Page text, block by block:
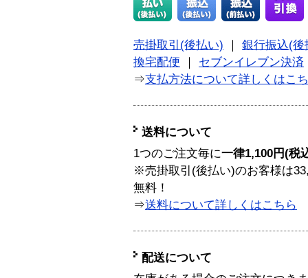
売掛取引(後払い)
銀行振込(後
換宅配便
セブンイレブン決済
⇒支払方法について詳しくはこ
送料について
1つのご注文毎に一律1,100円(税
※売掛取引(後払い)のお客様は
無料！
⇒送料について詳しくはこちら
配送について